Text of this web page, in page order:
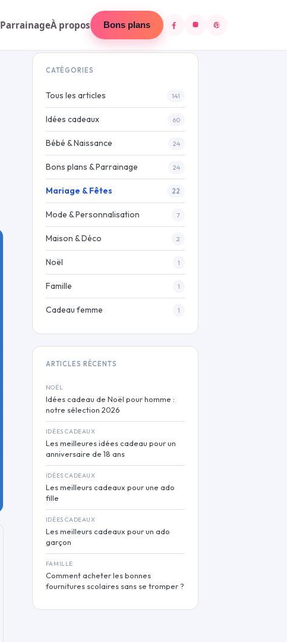
ParrainageÀ propos Bons plans
CATÉGORIES
Tous les articles 141
Idées cadeaux 60
Bébé & Naissance 24
Bons plans & Parrainage 24
Mariage & Fêtes 22
Mode & Personnalisation 7
Maison & Déco 2
Noël 1
Famille 1
Cadeau femme 1
ARTICLES RÉCENTS
NOËL
Idées cadeau de Noël pour homme :
notre sélection 2026
IDÉES CADEAUX
Les meilleures idées cadeau pour un
anniversaire de 18 ans
IDÉES CADEAUX
Les meilleurs cadeaux pour une ado
fille
IDÉES CADEAUX
Les meilleurs cadeaux pour un ado
garçon
FAMILLE
Comment acheter les bonnes
fournitures scolaires sans se tromper ?